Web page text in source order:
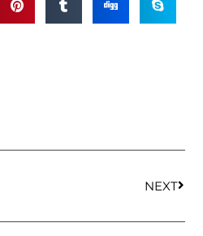
NEXT